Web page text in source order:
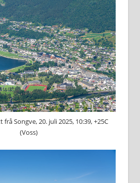
Songve, 20. juli 2025, 10:39, +25C
(Voss)